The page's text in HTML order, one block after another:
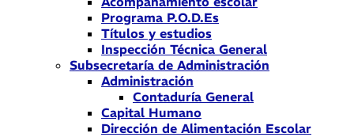
Programa P.O.D.Es
Títulos y estudios
Inspección Técnica General
Subsecretaría de Administración
Administración
Contaduría General
Capital Humano
Dirección de Alimentación Escolar